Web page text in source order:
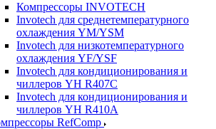
Компрессоры INVOTECH
Invotech для среднетемпературного
охлаждения YM/YSM
Invotech для низкотемпературного
охлаждения YF/YSF
Invotech для кондиционирования и
чиллеров YH R407C
Invotech для кондиционирования и
чиллеров YH R410A
RefComp